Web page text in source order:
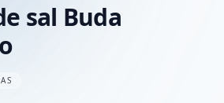
sal Buda